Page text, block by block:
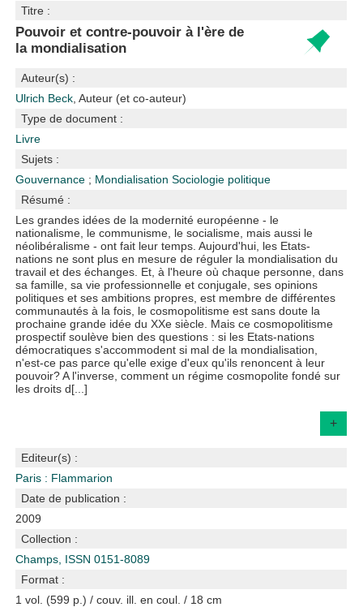
Titre :
Pouvoir et contre-pouvoir à l'ère de
la mondialisation
Auteur(s) :
Ulrich Beck , Auteur (et co-auteur)
Type de document :
Livre
Sujets :
Gouvernance ; MondialisationSociologie politique
Résumé :
Les grandes idées de la modernité européenne - le
nationalisme, le communisme, le socialisme, mais aussi le
néolibéralisme - ont fait leur temps. Aujourd'hui, les Etats-
nations ne sont plus en mesure de réguler la mondialisation du
travail et des échanges. Et, à l'heure où chaque personne, dans
sa famille, sa vie professionnelle et conjugale, ses opinions
politiques et ses ambitions propres, est membre de différentes
communautés à la fois, le cosmopolitisme est sans doute la
prochaine grande idée du XXe siècle. Mais ce cosmopolitisme
prospectif soulève bien des questions : si les Etats-nations
démocratiques s'accommodent si mal de la mondialisation,
n'est-ce pas parce qu'elle exige d'eux qu'ils renoncent à leur
pouvoir? A l'inverse, comment un régime cosmopolite fondé sur
les droits d[...]
+
Editeur(s) :
Paris : Flammarion
Date de publication :
2009
Collection :
Champs, ISSN 0151-8089
Format :
1 vol. (599 p.) / couv. ill. en coul. / 18 cm